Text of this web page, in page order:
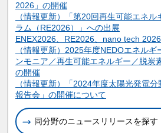
2026」の開催
（情報更新）「第20回再生可能エネ
ラム（RE2026）」への出展
ENEX2026、RE2026、nano tech
（情報更新）2025年度NEDOエネル
ンモニア／再生可能エネルギー／脱炭
の開催
（情報更新）「2024年度太陽光発電
報告会」の開催について
同分野のニュースリリースを探す